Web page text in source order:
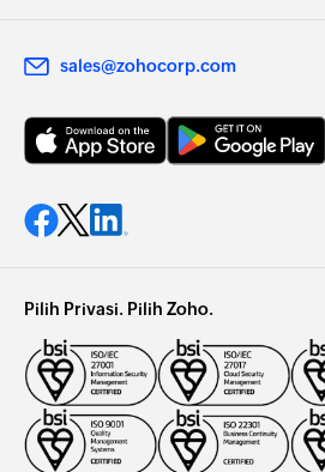
sales@zohocorp.com
Pilih Privasi. Pilih Zoho.